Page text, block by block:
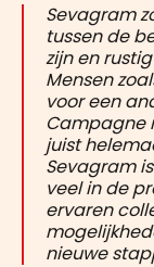
Sevagram
tussen de
zijn en
Mensen
voor een
Campagne
juist
Sevagram
veel in de
ervaren
nieuwe